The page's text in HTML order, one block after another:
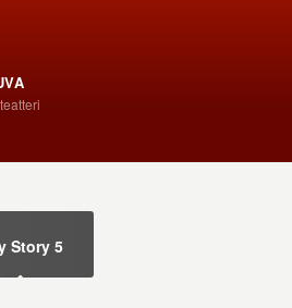
Story 5